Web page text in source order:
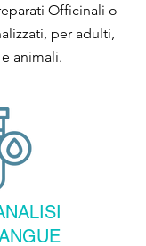
Officinali o
per adulti,
animali.